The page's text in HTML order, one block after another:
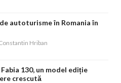
autoturisme în Romania în
Hriban
130, un model ediție
crescută